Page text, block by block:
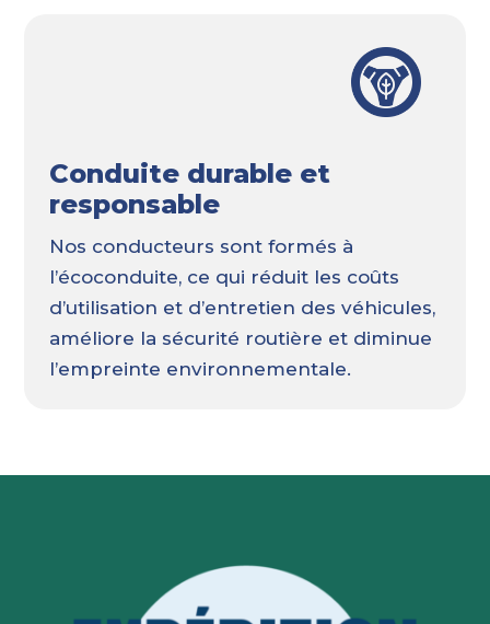
Conduite durable et
responsable
Nos conducteurs sont formés à
l’écoconduite, ce qui réduit les coûts
d’utilisation et d’entretien des véhicules,
améliore la sécurité routière et diminue
l’empreinte environnementale.